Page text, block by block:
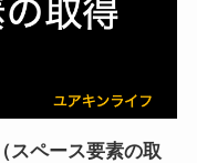
スペース要素の取